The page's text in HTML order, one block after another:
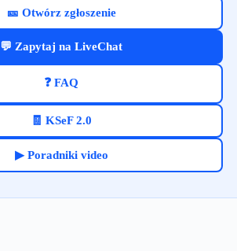
🎫 Otwórz zgłoszenie
💬 Zapytaj na LiveChat
❓ FAQ
🧾 KSeF 2.0
▶ Poradniki video